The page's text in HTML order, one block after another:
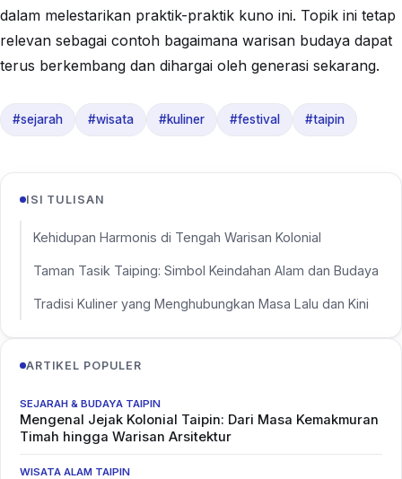
dalam melestarikan praktik-praktik kuno ini. Topik ini tetap
relevan sebagai contoh bagaimana warisan budaya dapat
terus berkembang dan dihargai oleh generasi sekarang.
#sejarah #wisata #kuliner #festival #taipin
ISI TULISAN
Kehidupan Harmonis di Tengah Warisan Kolonial
Taman Tasik Taiping: Simbol Keindahan Alam dan Budaya
Tradisi Kuliner yang Menghubungkan Masa Lalu dan Kini
ARTIKEL POPULER
SEJARAH & BUDAYA TAIPIN
Mengenal Jejak Kolonial Taipin: Dari Masa Kemakmuran
Timah hingga Warisan Arsitektur
WISATA ALAM TAIPIN